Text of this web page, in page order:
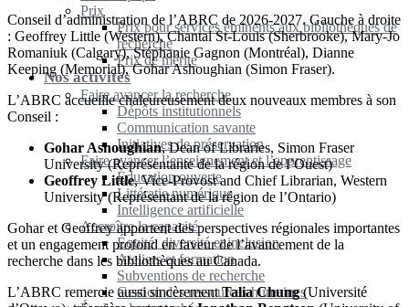
Prix
Prix pour services éminents aux bibliothèques de
recherche
Prix de mérite
Nos activités
Faire avancer la recherche
Dépôts institutionnels
Communication savante
Initiatives de préservation
Faire avancer l’enseignement et l’apprentissage
Éducation ouverte
Littératie numérique
Intelligence artificielle
Accroître la capacité
Équité, diversité et inclusion
Ateliers et formation
Subventions de recherche
Gestion des ressources humaines
Conseil d’administration de l’ABRC de 2026-2027. Gauche à droite
: Geoffrey Little (Western), Chantal St-Louis (Sherbrooke), Mary-Jo
Romaniuk (Calgary), Stéphanie Gagnon (Montréal), Dianne
Keeping (Memorial), Gohar Ashoughian (Simon Fraser).
L’ABRC accueille chaleureusement deux nouveaux membres à son
Conseil :
Gohar Ashoughian, Dean of Libraries, Simon Fraser
University (Représentante de la région de l’Ouest)
Geoffrey Little, Vice-Provost and Chief Librarian, Western
University (Représentant de la région de l’Ontario)
Gohar et Geoffrey apportent des perspectives régionales importantes
et un engagement profond en faveur de l’avancement de la
recherche dans les bibliothèques au Canada.
L’ABRC remercie aussi sincèrementTalia Chung(Université